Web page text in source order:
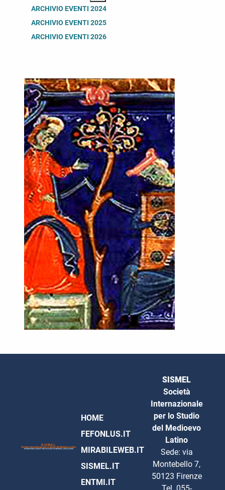
ARCHIVIO EVENTI 2024
ARCHIVIO EVENTI 2025
ARCHIVIO EVENTI 2026
HOME
FEFONLUS.IT
MIRABILEWEB.IT
SISMEL.IT
ENTMI.IT
SISMEL
Società
Internazionale
per lo Studio
del Medioevo
Latino
Sede: via
Montebello 7,
50123 Firenze